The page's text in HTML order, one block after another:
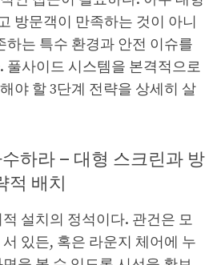
방문객이 만족하는 것이 아니
하는 특수 환경과 안전 이슈를
풀사이드 시스템을 본격적으로
야 할 3단계 전략을 상세히 살
하라 – 대형 스크린과 방
적 배치
설치의 정석이다. 관건은 모
있든, 혹은 라운지 체어에 누